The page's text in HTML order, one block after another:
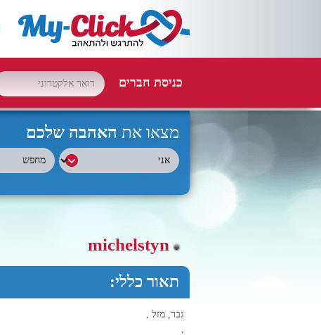
כניסת חברים
מצאו את האהבה שלכם
michelstyn
תאור כללי:
גבר, מזל ,
,